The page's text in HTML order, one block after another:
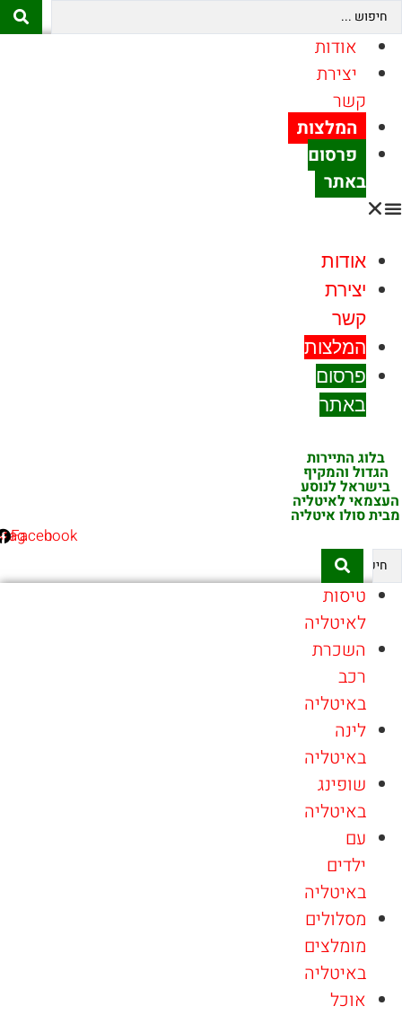
אודות
יצירת
קשר
המלצות
פרסום
באתר
אודות
יצירת
קשר
המלצות
פרסום
באתר
התיירות
והמקיף
לנוסע
לאיטליה
איטליה
Facebook
Instagram
טיסות
לאיטליה
השכרת
באיטליה
לינה
באיטליה
שופינג
באיטליה
עם
ילדים
באיטליה
מסלולים
מומלצים
באיטליה
אוכל